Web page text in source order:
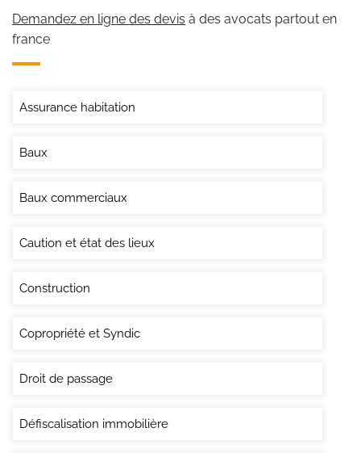
Demandez en ligne des devis à des avocats partout en
france
Assurance habitation
Baux
Baux commerciaux
Caution et état des lieux
Construction
Copropriété et Syndic
Droit de passage
Défiscalisation immobilière